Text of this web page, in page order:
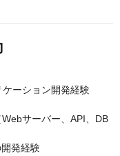
ケーション開発経験
サーバー、API、DB
発経験